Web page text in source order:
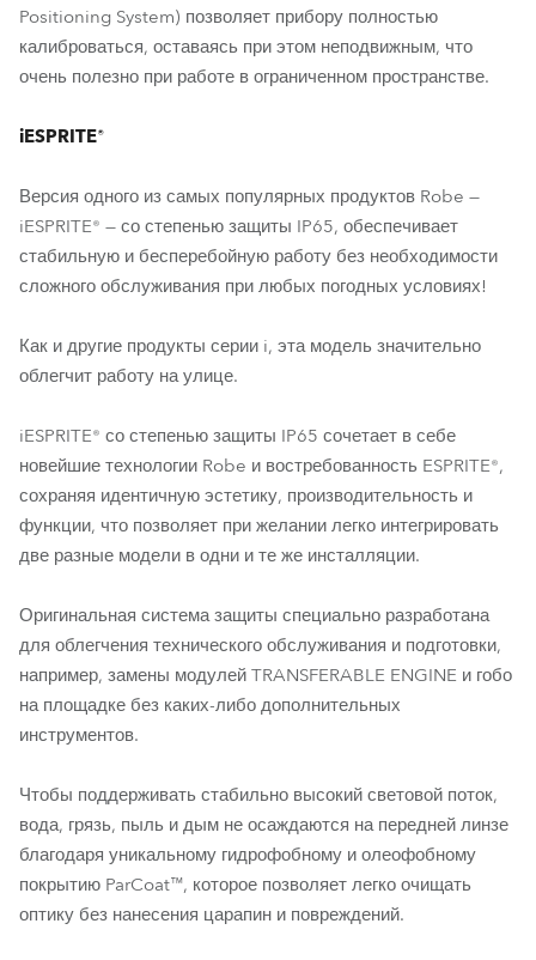
Positioning System) позволяет прибору полностью
калиброваться, оставаясь при этом неподвижным, что
очень полезно при работе в ограниченном пространстве.
iESPRITE®
Версия одного из самых популярных продуктов Robe —
iESPRITE® — со степенью защиты IP65, обеспечивает
стабильную и бесперебойную работу без необходимости
сложного обслуживания при любых погодных условиях!
Как и другие продукты серии i, эта модель значительно
облегчит работу на улице.
iESPRITE® со степенью защиты IP65 сочетает в себе
новейшие технологии Robe и востребованность ESPRITE®,
сохраняя идентичную эстетику, производительность и
функции, что позволяет при желании легко интегрировать
две разные модели в одни и те же инсталляции.
Оригинальная система защиты специально разработана
для облегчения технического обслуживания и подготовки,
например, замены модулей TRANSFERABLE ENGINE и гобо
на площадке без каких-либо дополнительных
инструментов.
Чтобы поддерживать стабильно высокий световой поток,
вода, грязь, пыль и дым не осаждаются на передней линзе
благодаря уникальному гидрофобному и олеофобному
покрытию ParCoat™, которое позволяет легко очищать
оптику без нанесения царапин и повреждений.